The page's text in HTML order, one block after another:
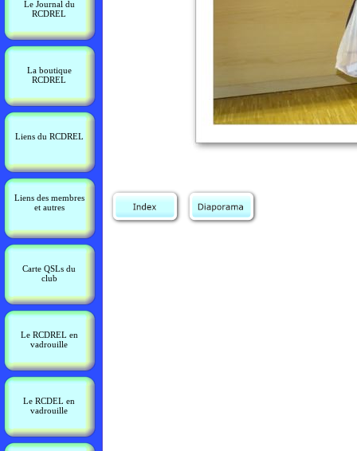
Le Journal du
RCDREL
La boutique
RCDREL
Liens du RCDREL
Liens des membres
et autres
Carte QSLs du
club
Le RCDREL en
vadrouille
Le RCDEL en
vadrouille